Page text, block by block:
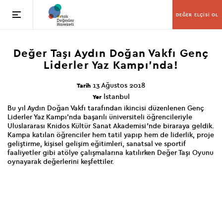
DEĞER ELÇİSİ OL
Değer Taşı Aydın Doğan Vakfı Genç
Liderler Yaz Kampı’nda!
Tarih 13 Ağustos 2018
Yerİstanbul
Bu yıl Aydın Doğan Vakfı tarafından ikincisi düzenlenen Genç
Liderler Yaz Kampı’nda başarılı üniversiteli öğrencileriyle
Uluslararası Knidos Kültür Sanat Akademisi’nde biraraya geldik.
Kampa katılan öğrenciler hem tatil yapıp hem de liderlik, proje
geliştirme, kişisel gelişim eğitimleri, sanatsal ve sportif
faaliyetler gibi atölye çalışmalarına katılırken Değer Taşı Oyunu
oynayarak değerlerini keşfettiler.